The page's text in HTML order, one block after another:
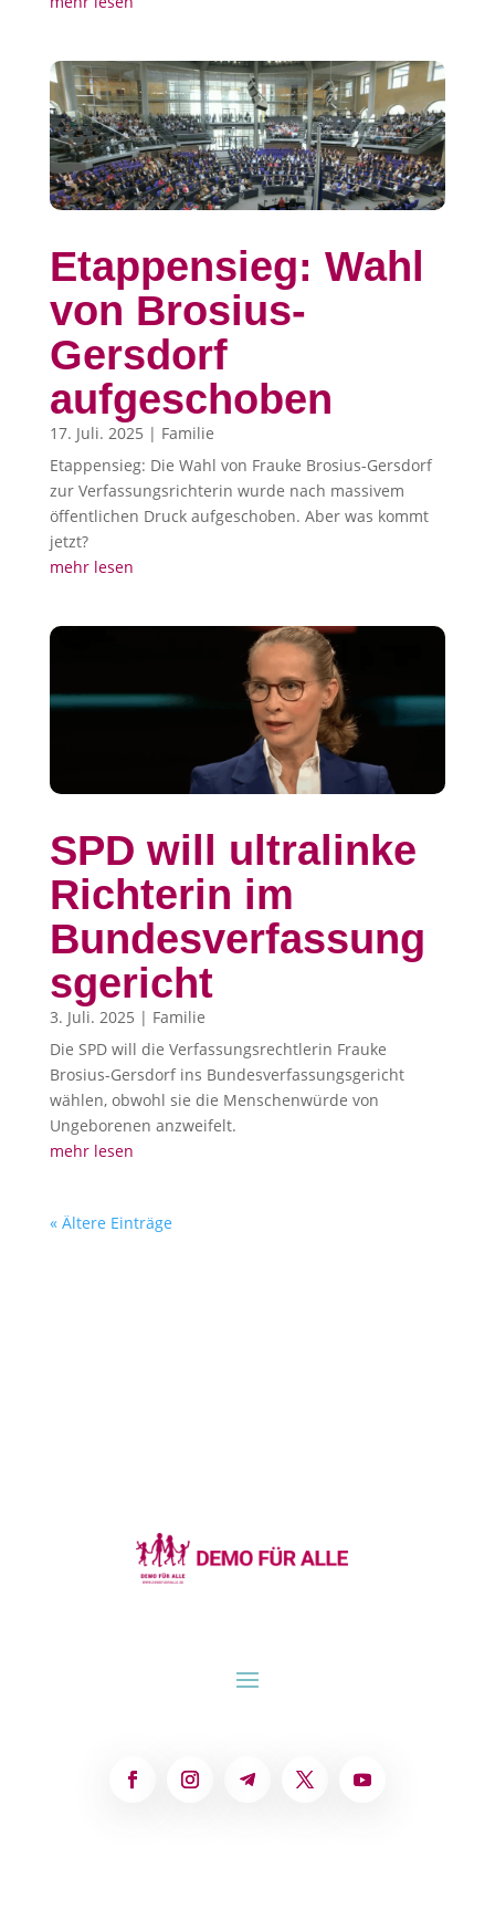
Etappensieg: Wahl
von Brosius-
Gersdorf
aufgeschoben
17. Juli. 2025 | Familie
Etappensieg: Die Wahl von Frauke Brosius-Gersdorf
zur Verfassungsrichterin wurde nach massivem
öffentlichen Druck aufgeschoben. Aber was kommt
jetzt?
mehr lesen
SPD will ultralinke
Richterin im
Bundesverfassung
sgericht
3. Juli. 2025 | Familie
Die SPD will die Verfassungsrechtlerin Frauke
Brosius-Gersdorf ins Bundesverfassungsgericht
wählen, obwohl sie die Menschenwürde von
Ungeborenen anzweifelt.
mehr lesen
« Ältere Einträge